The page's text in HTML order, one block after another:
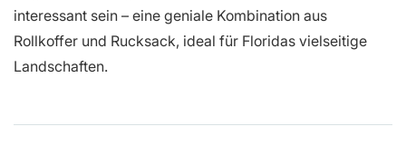
interessant sein – eine geniale Kombination aus
Rollkoffer und Rucksack, ideal für Floridas vielseitige
Landschaften.